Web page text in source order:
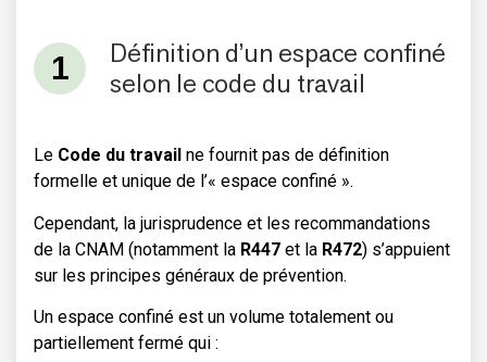
Définition d’un espace confiné
selon le code du travail
Le Code du travail ne fournit pas de définition
formelle et unique de l’« espace confiné ».
Cependant, la jurisprudence et les recommandations
de la CNAM (notamment la R447 et la R472) s’appuient
sur les principes généraux de prévention.
Un espace confiné est un volume totalement ou
partiellement fermé qui :